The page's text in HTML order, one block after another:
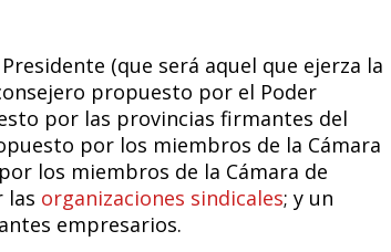
(que será aquel que ejerza la
propuesto por el Poder
por las provincias firmantes del
por los miembros de la Cámara
los miembros de la Cámara de
las organizaciones sindicales; y un
empresarios.